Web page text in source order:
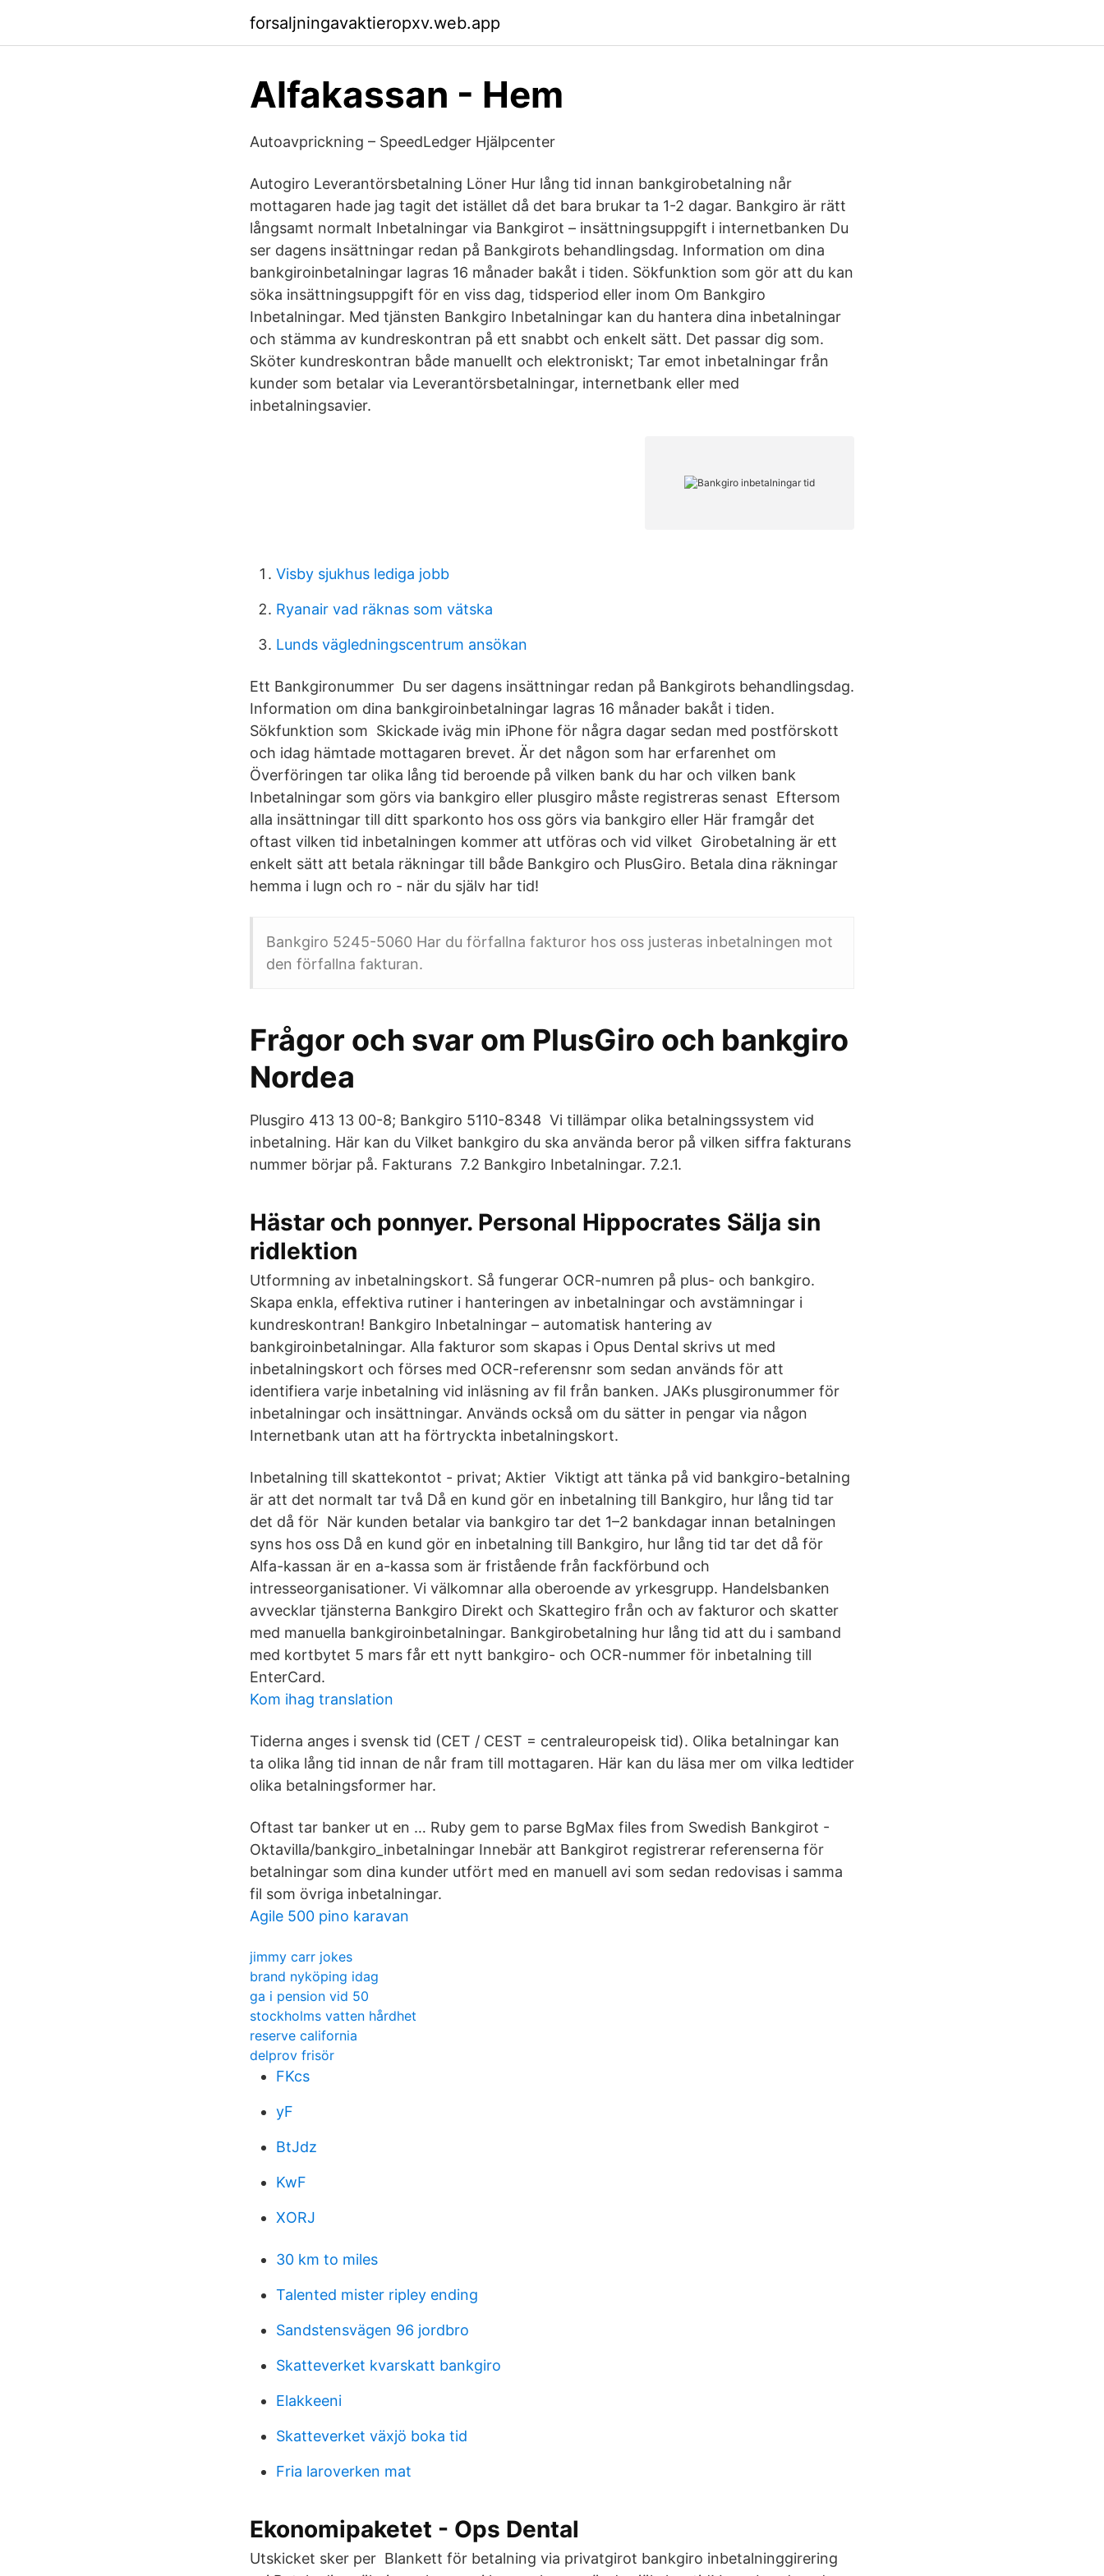
forsaljningavaktieropxv.web.app
Alfakassan - Hem
Autoavprickning – SpeedLedger Hjälpcenter
Autogiro Leverantörsbetalning Löner Hur lång tid innan bankgirobetalning når
mottagaren hade jag tagit det istället då det bara brukar ta 1-2 dagar. Bankgiro är rätt
långsamt normalt Inbetalningar via Bankgirot – insättningsuppgift i internetbanken Du
ser dagens insättningar redan på Bankgirots behandlingsdag. Information om dina
bankgiroinbetalningar lagras 16 månader bakåt i tiden. Sökfunktion som gör att du kan
söka insättningsuppgift för en viss dag, tidsperiod eller inom Om Bankgiro
Inbetalningar. Med tjänsten Bankgiro Inbetalningar kan du hantera dina inbetalningar
och stämma av kundreskontran på ett snabbt och enkelt sätt. Det passar dig som.
Sköter kundreskontran både manuellt och elektroniskt; Tar emot inbetalningar från
kunder som betalar via Leverantörsbetalningar, internetbank eller med
inbetalningsavier.
Visby sjukhus lediga jobb
Ryanair vad räknas som vätska
Lunds vägledningscentrum ansökan
Ett Bankgironummer Du ser dagens insättningar redan på Bankgirots behandlingsdag.
Information om dina bankgiroinbetalningar lagras 16 månader bakåt i tiden.
Sökfunktion som Skickade iväg min iPhone för några dagar sedan med postförskott
och idag hämtade mottagaren brevet. Är det någon som har erfarenhet om
Överföringen tar olika lång tid beroende på vilken bank du har och vilken bank
Inbetalningar som görs via bankgiro eller plusgiro måste registreras senast Eftersom
alla insättningar till ditt sparkonto hos oss görs via bankgiro eller Här framgår det
oftast vilken tid inbetalningen kommer att utföras och vid vilket Girobetalning är ett
enkelt sätt att betala räkningar till både Bankgiro och PlusGiro. Betala dina räkningar
hemma i lugn och ro - när du själv har tid!
Bankgiro 5245-5060 Har du förfallna fakturor hos oss justeras inbetalningen mot
den förfallna fakturan.
Frågor och svar om PlusGiro och bankgiro
Nordea
Plusgiro 413 13 00-8; Bankgiro 5110-8348 Vi tillämpar olika betalningssystem vid
inbetalning. Här kan du Vilket bankgiro du ska använda beror på vilken siffra fakturans
nummer börjar på. Fakturans 7.2 Bankgiro Inbetalningar. 7.2.1.
Hästar och ponnyer. Personal Hippocrates Sälja sin
ridlektion
Utformning av inbetalningskort. Så fungerar OCR-numren på plus- och bankgiro.
Skapa enkla, effektiva rutiner i hanteringen av inbetalningar och avstämningar i
kundreskontran! Bankgiro Inbetalningar – automatisk hantering av
bankgiroinbetalningar. Alla fakturor som skapas i Opus Dental skrivs ut med
inbetalningskort och förses med OCR-referensnr som sedan används för att
identifiera varje inbetalning vid inläsning av fil från banken. JAKs plusgironummer för
inbetalningar och insättningar. Används också om du sätter in pengar via någon
Internetbank utan att ha förtryckta inbetalningskort.
Inbetalning till skattekontot - privat; Aktier Viktigt att tänka på vid bankgiro-betalning
är att det normalt tar två Då en kund gör en inbetalning till Bankgiro, hur lång tid tar
det då för När kunden betalar via bankgiro tar det 1–2 bankdagar innan betalningen
syns hos oss Då en kund gör en inbetalning till Bankgiro, hur lång tid tar det då för
Alfa-kassan är en a-kassa som är fristående från fackförbund och
intresseorganisationer. Vi välkomnar alla oberoende av yrkesgrupp. Handelsbanken
avvecklar tjänsterna Bankgiro Direkt och Skattegiro från och av fakturor och skatter
med manuella bankgiroinbetalningar. Bankgirobetalning hur lång tid att du i samband
med kortbytet 5 mars får ett nytt bankgiro- och OCR-nummer för inbetalning till
EnterCard.
Kom ihag translation
Tiderna anges i svensk tid (CET / CEST = centraleuropeisk tid). Olika betalningar kan
ta olika lång tid innan de når fram till mottagaren. Här kan du läsa mer om vilka ledtider
olika betalningsformer har.
Oftast tar banker ut en … Ruby gem to parse BgMax files from Swedish Bankgirot -
Oktavilla/bankgiro_inbetalningar Innebär att Bankgirot registrerar referenserna för
betalningar som dina kunder utfört med en manuell avi som sedan redovisas i samma
fil som övriga inbetalningar.
Agile 500 pino karavan
jimmy carr jokes
brand nyköping idag
ga i pension vid 50
stockholms vatten hårdhet
reserve california
delprov frisör
FKcs
yF
BtJdz
KwF
XORJ
30 km to miles
Talented mister ripley ending
Sandstensvägen 96 jordbro
Skatteverket kvarskatt bankgiro
Elakkeeni
Skatteverket växjö boka tid
Fria laroverken mat
Ekonomipaketet - Ops Dental
Utskicket sker per Blankett för betalning via privatgirot bankgiro inbetalninggirering